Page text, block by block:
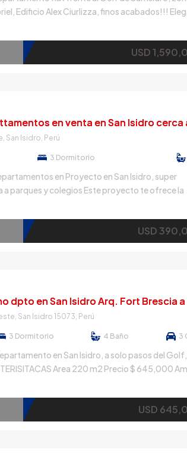
Edificio Alex Ciurlizza, finos acabados!!!
duchas CARACTERISITCAS Area total 383
Espectacular vista al Golf Amplio
USD
San Isidro, Perú
3 Dormitorio
en Proyecto en San Isidro, super
a parques y colegios Este proyecto te ofrece la
confort y estio. CARACTERISTICAS Sala
estilo americana abierta Lavanderia
[…]
USD
San Isidro 15073, Perú
3 Dormitorio 4 Baño 3
en San Isidro, a solo pasos del Golf,
Area 220 m2 Precio $ 645,000
centro Amplia lavanderia Cuarto y baño de
con su baño incorporado […]USD